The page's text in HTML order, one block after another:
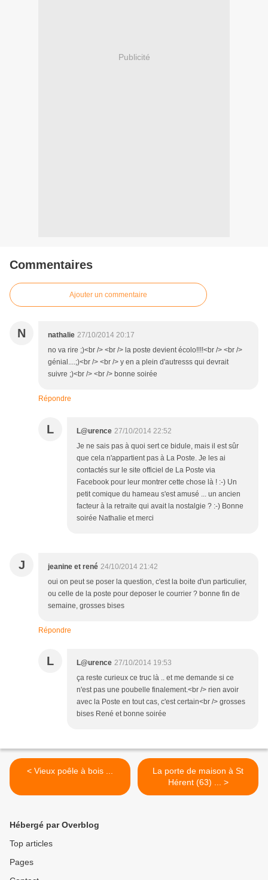
Publicité
Commentaires
Ajouter un commentaire
N nathalie 27/10/2014 20:17
no va rire ;)<br /> <br /> la poste devient écolo!!!!<br /> <br />
génial....;)<br /> <br /> y en a plein d'autresss qui devrait
suivre ;)<br /> <br /> bonne soirée
Répondre
L L@urence 27/10/2014 22:52
Je ne sais pas à quoi sert ce bidule, mais il est sûr
que cela n'appartient pas à La Poste. Je les ai
contactés sur le site officiel de La Poste via
Facebook pour leur montrer cette chose là ! :-) Un
petit comique du hameau s'est amusé ... un ancien
facteur à la retraite qui avait la nostalgie ? :-) Bonne
soirée Nathalie et merci
J jeanine et rené 24/10/2014 21:42
oui on peut se poser la question, c'est la boite d'un particulier,
ou celle de la poste pour deposer le courrier ? bonne fin de
semaine, grosses bises
Répondre
L L@urence 27/10/2014 19:53
ça reste curieux ce truc là .. et me demande si ce
n'est pas une poubelle finalement.<br /> rien avoir
avec la Poste en tout cas, c'est certain<br /> grosses
bises René et bonne soirée
< Vieux poêle à bois ...
La porte de maison à St
Hérent (63) ... >
Hébergé par Overblog
Top articles
Pages